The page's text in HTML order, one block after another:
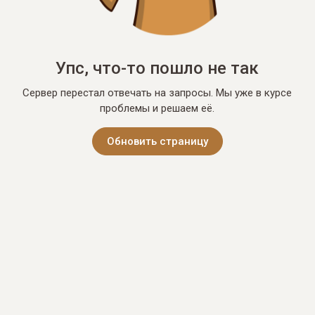
Упс, что-то пошло не так
Сервер перестал отвечать на запросы. Мы уже в курсе
проблемы и решаем её.
Обновить страницу